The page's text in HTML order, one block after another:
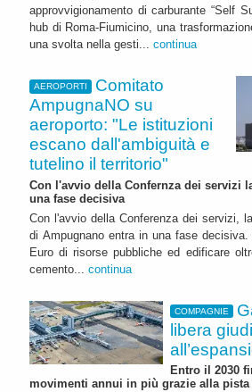
approvvigionamento di carburante “Self
hub di Roma-Fiumicino, una
una svolta nella gesti... continua
AEROPORTI
Comitato
AmpugnaNO su
aeroporto: "Le istituzioni
escano dall'ambiguità e
tutelino il territorio"
Con l'avvio della Confernza dei servizi
una fase decisiva
Con l'avvio della Conferenza dei servizi,
di Ampugnano entra in una fase
Euro di risorse pubbliche ed edificare
cemento... continua
COMPAGNIE
libera
Entro il 2030
movimenti annui in più grazie alla pista